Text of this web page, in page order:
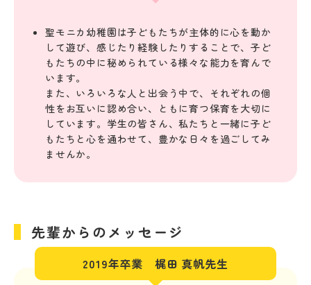
聖モニカ幼稚園は子どもたちが主体的に心を動か
して遊び、感じたり経験したりすることで、子ど
もたちの中に秘められている様々な能力を育んで
います。
また、いろいろな人と出会う中で、それぞれの個
性をお互いに認め合い、ともに育つ保育を大切に
しています。学生の皆さん、私たちと一緒に子ど
もたちと心を通わせて、豊かな日々を過ごしてみ
ませんか。
先輩からのメッセージ
2019年卒業 梶田 真帆先生